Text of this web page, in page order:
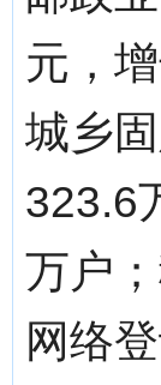
元，
城乡
323.6
万户
网络